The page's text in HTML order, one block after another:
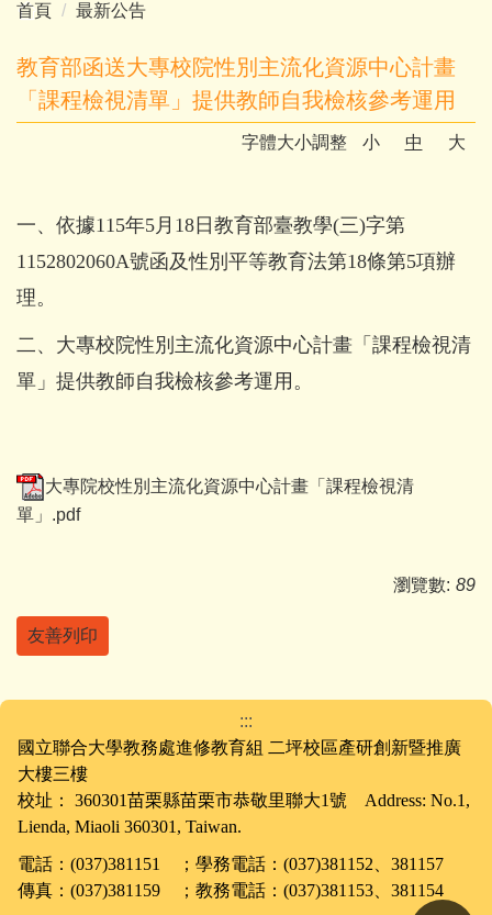
首頁 最新公告
教育部函送大專校院性別主流化資源中心計畫
「課程檢視清單」提供教師自我檢核參考運用
字體大小調整 小 中 大
一、依據115年5月18日教育部臺教學(三)字第
1152802060A號函及性別平等教育法第18條第5項辦
理。
二、大專校院性別主流化資源中心計畫「課程檢視清
單」提供教師自我檢核參考運用。
大專院校性別主流化資源中心計畫「課程檢視清
單」.pdf
瀏覽數: 89
友善列印
:::
國立聯合大學教務處進修教育組 二坪校區產研創新暨推廣
大樓三樓
校址： 360301苗栗縣苗栗市恭敬里聯大1號 Address: No.1,
Lienda, Miaoli 360301, Taiwan.
電話：(037)381151 ；學務電話：(037)381152、381157
傳真：(037)381159 ；教務電話：(037)381153、381154